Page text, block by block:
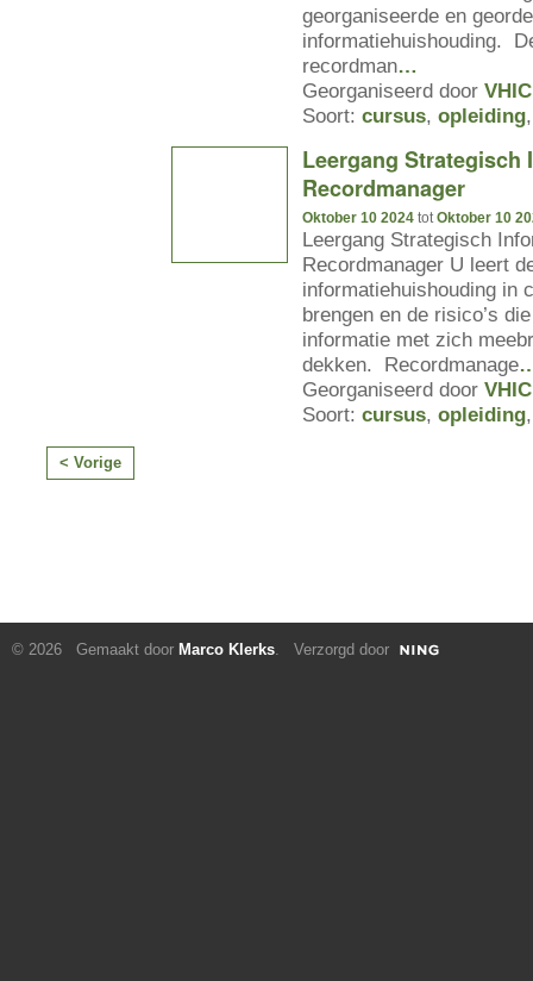
georganiseerde en
informatiehuishouding.
recordman…
Georganiseerd door
Soort: cursus, opleiding
Leergang Strategisch
Recordmanager
Oktober 10 2024 totOktober 10
Leergang Strategisch
Recordmanager U leert
informatiehuishouding in
brengen en de risico’s
informatie met zich
dekken. Recordmanage
Georganiseerd door
Soort: cursus, opleiding
< Vorige
© 2026 Gemaakt door Marco Klerks . Verzorgd door